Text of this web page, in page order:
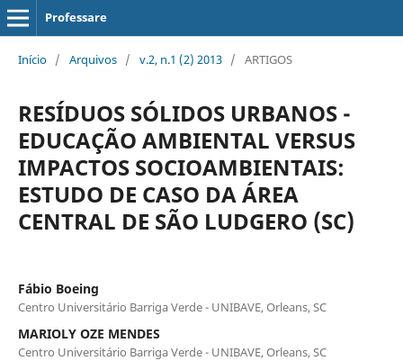
Professare
Início / Arquivos / v.2, n.1 (2) 2013 / ARTIGOS
RESÍDUOS SÓLIDOS URBANOS -
EDUCAÇÃO AMBIENTAL VERSUS
IMPACTOS SOCIOAMBIENTAIS:
ESTUDO DE CASO DA ÁREA
CENTRAL DE SÃO LUDGERO (SC)
Fábio Boeing
Centro Universitário Barriga Verde - UNIBAVE, Orleans, SC
MARIOLY OZE MENDES
Centro Universitário Barriga Verde - UNIBAVE, Orleans, SC